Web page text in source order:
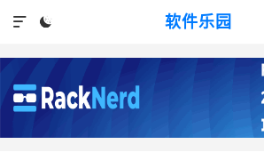
软件乐园

